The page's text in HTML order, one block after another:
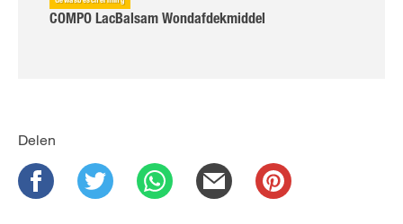
COMPO LacBalsam Wondafdekmiddel
Delen